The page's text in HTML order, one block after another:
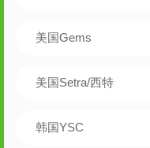
美国Gems
美国Setra/西特
韩国YSC